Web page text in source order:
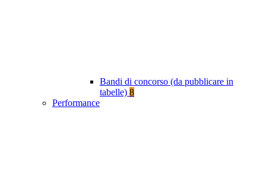
Bandi di concorso (da pubblicare in
tabelle) 8
Performance